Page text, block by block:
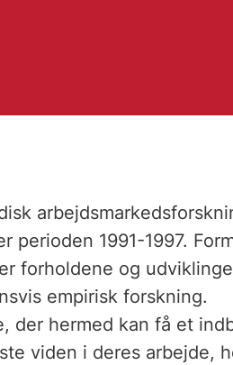
1991-1997.
forholdene og
empirisk forskning.
der hermed kan få et
viden i deres arbejde,